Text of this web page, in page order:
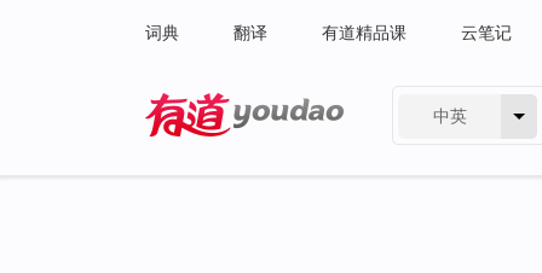
词典 翻译 有道精品课 云笔记
中英